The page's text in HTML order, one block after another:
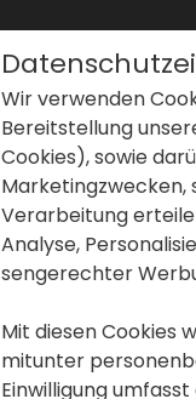
Wir verwenden
Bereit­stel­lung
Cookies), sowie
Marke­ting­zwe­cken,
Verar­bei­tung
Analyse,
sen­ge­rechter
Mit diesen Cookies
mitunter
Einwil­li­gung umfasst